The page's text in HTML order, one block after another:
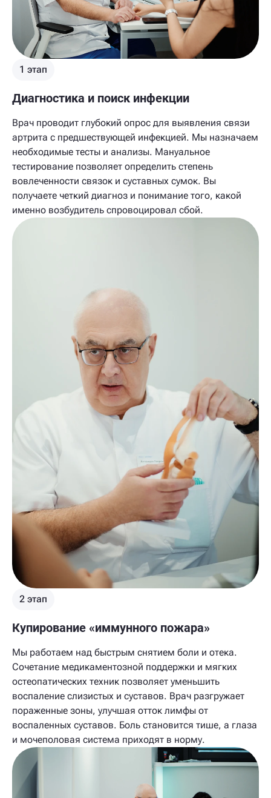
1 этап
Диагностика и поиск инфекции
Врач проводит глубокий опрос для выявления связи
артрита с предшествующей инфекцией. Мы назначаем
необходимые тесты и анализы. Мануальное
тестирование позволяет определить степень
вовлеченности связок и суставных сумок. Вы
получаете четкий диагноз и понимание того, какой
именно возбудитель спровоцировал сбой.
2 этап
Купирование «иммунного пожара»
Мы работаем над быстрым снятием боли и отека.
Сочетание медикаментозной поддержки и мягких
остеопатических техник позволяет уменьшить
воспаление слизистых и суставов. Врач разгружает
пораженные зоны, улучшая отток лимфы от
воспаленных суставов. Боль становится тише, а глаза
и мочеполовая система приходят в норму.